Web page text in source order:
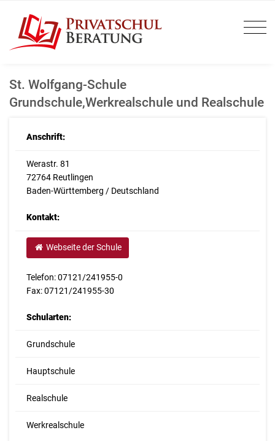
St. Wolfgang-Schule
Grundschule,Werkrealschule und Realschule
Anschrift:
Werastr. 81
72764 Reutlingen
Baden-Württemberg / Deutschland
Kontakt:
Webseite der Schule
Telefon: 07121/241955-0
Fax: 07121/241955-30
Schularten:
Grundschule
Hauptschule
Realschule
Werkrealschule